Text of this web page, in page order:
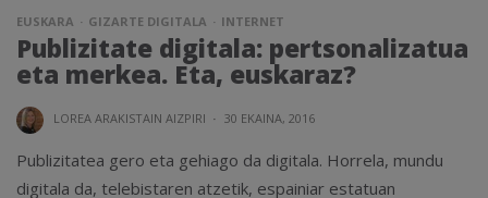
EUSKARA GIZARTE DIGITALA INTERNET
Publizitate digitala: pertsonalizatua
eta merkea. Eta, euskaraz?
LOREA ARAKISTAIN AIZPIRI · 30 EKAINA, 2016
Publizitatea gero eta gehiago da digitala. Horrela, mundu
digitala da, telebistaren atzetik, espainiar estatuan